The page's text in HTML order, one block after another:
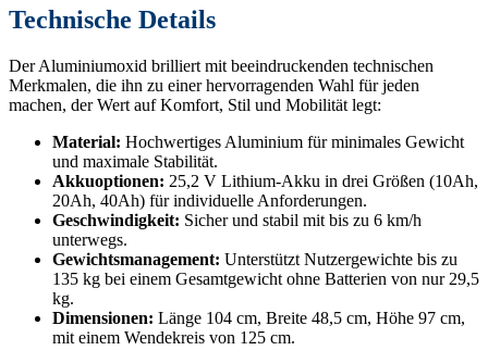
Technische Details
Der Aluminiumoxid brilliert mit beeindruckenden technischen
Merkmalen, die ihn zu einer hervorragenden Wahl für jeden
machen, der Wert auf Komfort, Stil und Mobilität legt:
Material: Hochwertiges Aluminium für minimales Gewicht
und maximale Stabilität.
Akkuoptionen: 25,2 V Lithium-Akku in drei Größen (10Ah,
20Ah, 40Ah) für individuelle Anforderungen.
Geschwindigkeit: Sicher und stabil mit bis zu 6 km/h
unterwegs.
Gewichtsmanagement: Unterstützt Nutzergewichte bis zu
135 kg bei einem Gesamtgewicht ohne Batterien von nur 29,5
kg.
Dimensionen: Länge 104 cm, Breite 48,5 cm, Höhe 97 cm,
mit einem Wendekreis von 125 cm.